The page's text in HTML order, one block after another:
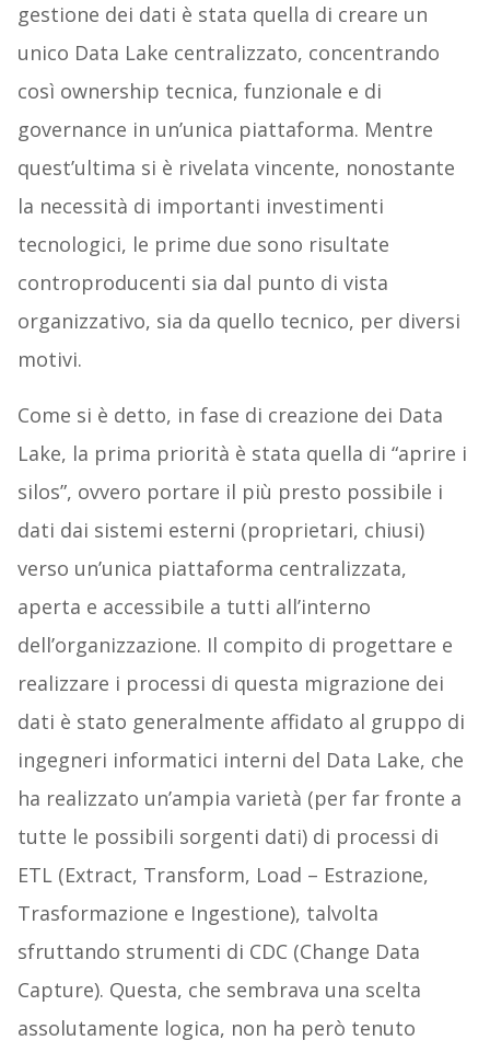
gestione dei dati è stata quella di creare un
unico Data Lake centralizzato, concentrando
così ownership tecnica, funzionale e di
governance in un’unica piattaforma. Mentre
quest’ultima si è rivelata vincente, nonostante
la necessità di importanti investimenti
tecnologici, le prime due sono risultate
controproducenti sia dal punto di vista
organizzativo, sia da quello tecnico, per diversi
motivi.
Come si è detto, in fase di creazione dei Data
Lake, la prima priorità è stata quella di “aprire i
silos”, ovvero portare il più presto possibile i
dati dai sistemi esterni (proprietari, chiusi)
verso un’unica piattaforma centralizzata,
aperta e accessibile a tutti all’interno
dell’organizzazione. Il compito di progettare e
realizzare i processi di questa migrazione dei
dati è stato generalmente affidato al gruppo di
ingegneri informatici interni del Data Lake, che
ha realizzato un’ampia varietà (per far fronte a
tutte le possibili sorgenti dati) di processi di
ETL (Extract, Transform, Load – Estrazione,
Trasformazione e Ingestione), talvolta
sfruttando strumenti di CDC (Change Data
Capture). Questa, che sembrava una scelta
assolutamente logica, non ha però tenuto